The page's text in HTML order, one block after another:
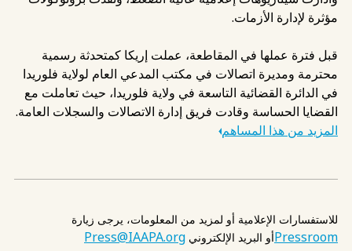
مؤثرة لإدارة الأزمات.
قبل فترة عملها في المقاطعة، عملت إريكا كمتحدثة رسمية
محترمة ومديرة اتصالات في مكتب المدعي العام لولاية فلوريدا
في الدائرة القضائية التاسعة في ولاية فلوريدا، حيث تعاملت مع
القضايا الحساسة وقادت فريق إدارة الاتصالات والسجلات العامة.
المزيد من هذا المساهم
للاستفسارات الإعلامية أو لمزيد من المعلومات، يرجى زيارة
Pressroomأو البريد الإلكتروني Press@IAAPA.org